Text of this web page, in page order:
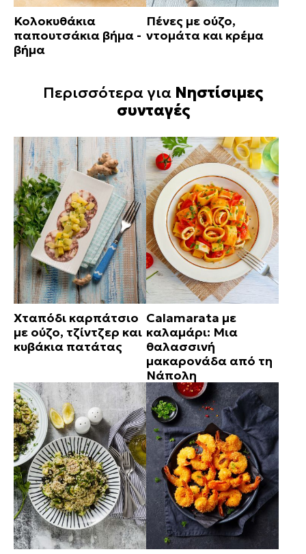
Κολοκυθάκια
παπουτσάκια βήμα -
βήμα
Πένες με ούζο,
ντομάτα και κρέμα
Περισσότερα για Νηστίσιμες
συνταγές
Χταπόδι καρπάτσιο
με ούζο, τζίντζερ και
κυβάκια πατάτας
Calamarata με
καλαμάρι: Μια
θαλασσινή
μακαρονάδα από τη
Νάπολη